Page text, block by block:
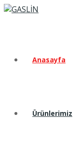
Anasayfa
Ürünlerimiz